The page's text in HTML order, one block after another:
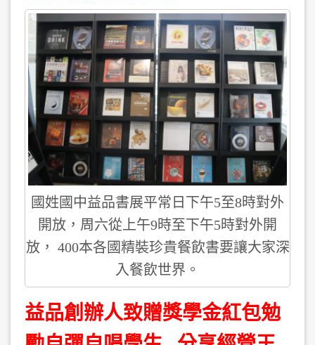
國姓國中益品書展平常日下午5至8時對外
開放，周六從上午9時至下午5時對外開
放， 400本各國精裝珍貴餐飲書要讓大家深
入餐飲世界。
益品創辦人致贈獎學金紅包勉